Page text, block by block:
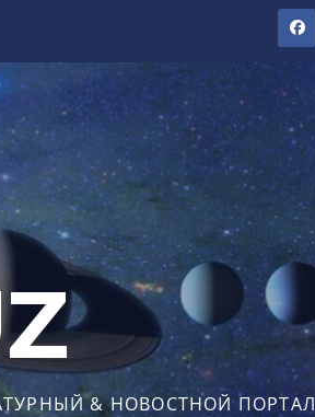
& НОВОСТНОЙ ПОРТАЛ